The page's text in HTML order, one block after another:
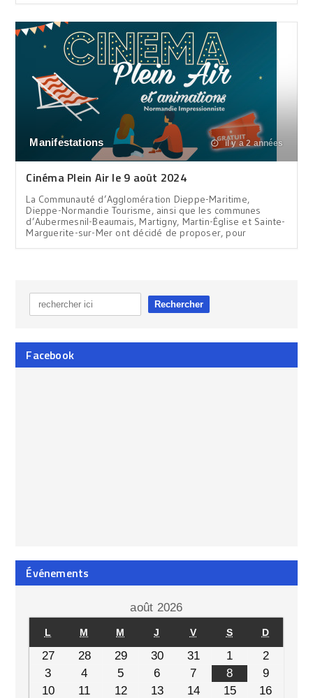
Manifestations il y a 2 années
Cinéma Plein Air le 9 août 2024
La Communauté d’Agglomération Dieppe-Maritime,
Dieppe-Normandie Tourisme, ainsi que les communes
d’Aubermesnil-Beaumais, Martigny, Martin-Église et Sainte-
Marguerite-sur-Mer ont décidé de proposer, pour
Facebook
Événements
août 2026
L M M J V S D
27 28 29 30 31 1
2
3
4 5 6 7 8
9
10
11 12 13 14 15
16